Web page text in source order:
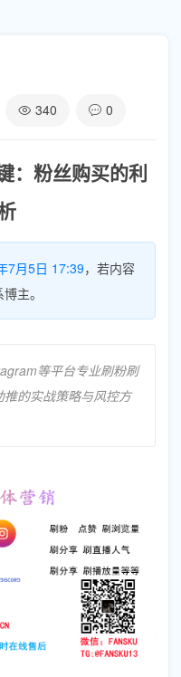
340 0
：粉丝购买的利
7月5日 17:39，若内容
主。
等平台专业刷粉刷
的实战策略与风控方